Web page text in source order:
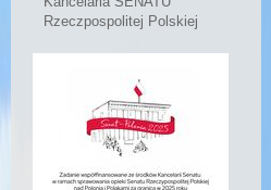
Rzeczpospolitej Polskiej